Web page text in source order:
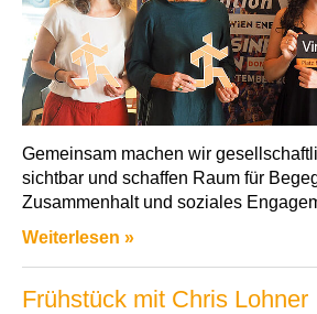
Gemeinsam machen wir
sichtbar und schaffen Raum für
Zusammenhalt und soziales
Weiterlesen »
Frühstück mit Chris Lohner